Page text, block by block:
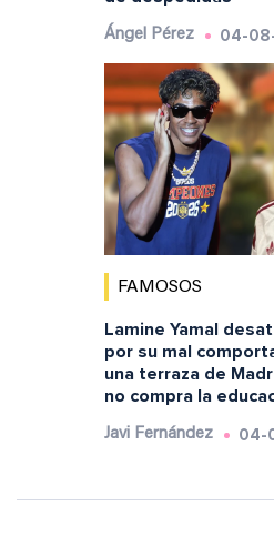
Ángel Pérez 04-
FAMOSOS
Lamine Yamal
por su mal
una terraza de
no compra la
Javi Fernández 04-